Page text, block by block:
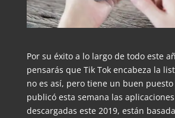
Por su éxito a lo largo de todo este
pensarás que Tik Tok encabeza la
no es así, pero tiene un buen
publicó esta semana las
descargadas este 2019, están